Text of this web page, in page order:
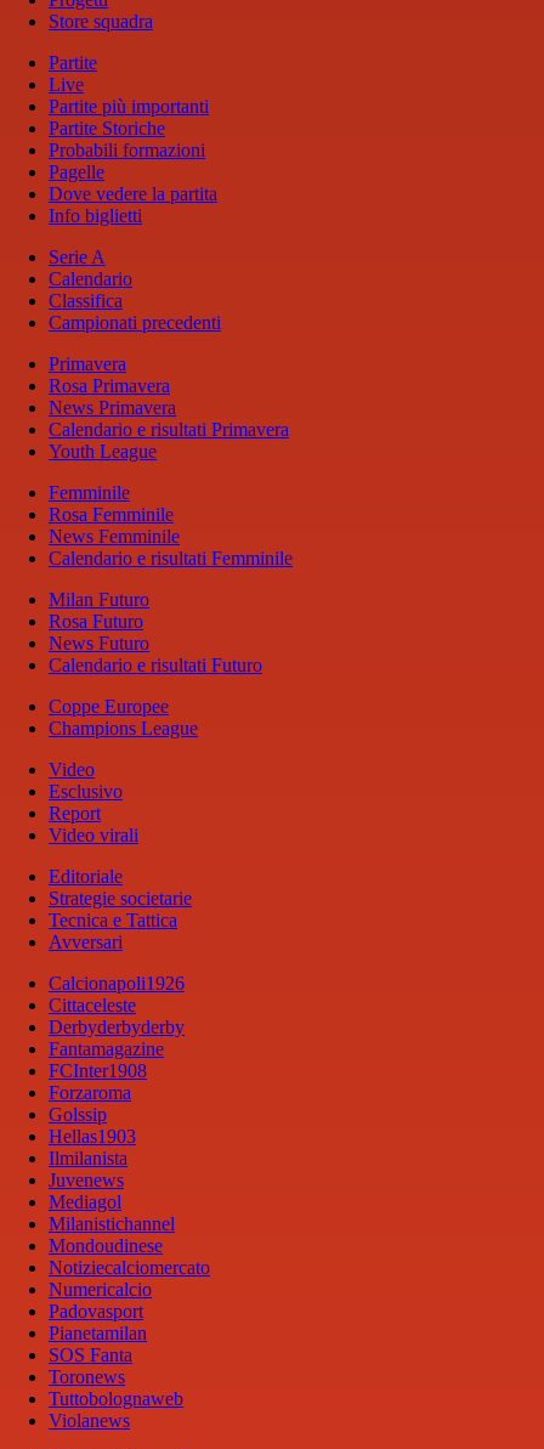
Store squadra
Partite
Live
Partite più importanti
Partite Storiche
Probabili formazioni
Pagelle
Dove vedere la partita
Info biglietti
Serie A
Calendario
Classifica
Campionati precedenti
Primavera
Rosa Primavera
News Primavera
Calendario e risultati Primavera
Youth League
Femminile
Rosa Femminile
News Femminile
Calendario e risultati Femminile
Milan Futuro
Rosa Futuro
News Futuro
Calendario e risultati Futuro
Coppe Europee
Champions League
Video
Esclusivo
Report
Video virali
Editoriale
Strategie societarie
Tecnica e Tattica
Avversari
Calcionapoli1926
Cittaceleste
Derbyderbyderby
Fantamagazine
FCInter1908
Forzaroma
Golssip
Hellas1903
Ilmilanista
Juvenews
Mediagol
Milanistichannel
Mondoudinese
Notiziecalciomercato
Numericalcio
Padovasport
Pianetamilan
SOS Fanta
Toronews
Tuttobolognaweb
Violanews